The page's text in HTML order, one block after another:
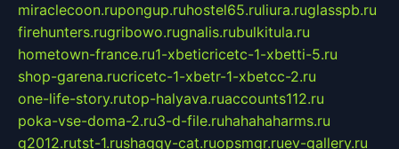
miraclecoon.rupongup.ruhostel65.ruliura.ruglasspb.ru
firehunters.rugribowo.rugnalis.rubulkitula.ru
hometown-france.ru1-xbeticricetc-1-xbetti-5.ru
shop-garena.rucricetc-1-xbetr-1-xbetcc-2.ru
one-life-story.rutop-halyava.ruaccounts112.ru
poka-vse-doma-2.ru3-d-file.ruhahahaharms.ru
g2012.rutst-1.rushaggy-cat.ruopsmgr.ruev-gallery.ru